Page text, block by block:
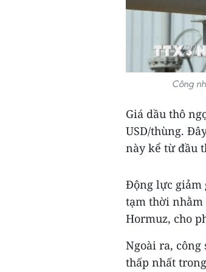
Công
Giá dầu thô
USD/thùng.
này kể từ đầu
Động lực giảm
tạm thời nhằm
Hormuz, cho
Ngoài ra, công
thấp nhất